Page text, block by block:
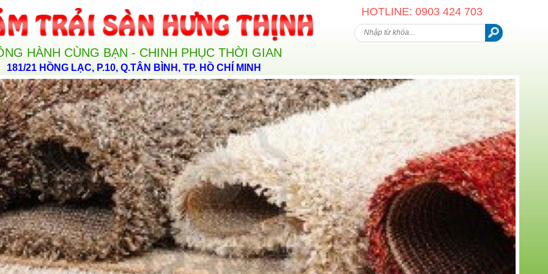
HÀNH CÙNG BẠN - CHINH PHỤC THỜI GIAN
181/21 HỒNG LẠC, P.10, Q.TÂN BÌNH, TP. HỒ CHÍ MINH
HOTLINE: 0903 424 703